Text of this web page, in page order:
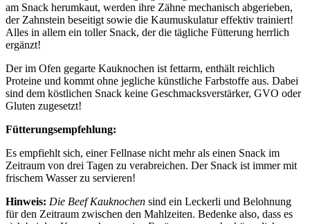
am Snack herumkaut, werden ihre Zähne mechanisch abgerieben,
der Zahnstein beseitigt sowie die Kaumuskulatur effektiv trainiert!
Alles in allem ein toller Snack, der die tägliche Fütterung herrlich
ergänzt!
Der im Ofen gegarte Kauknochen ist fettarm, enthält reichlich
Proteine und kommt ohne jegliche künstliche Farbstoffe aus. Dabei
sind dem köstlichen Snack keine Geschmacksverstärker, GVO oder
Gluten zugesetzt!
Fütterungsempfehlung:
Es empfiehlt sich, einer Fellnase nicht mehr als einen Snack im
Zeitraum von drei Tagen zu verabreichen. Der Snack ist immer mit
frischem Wasser zu servieren!
Hinweis: Die Beef Kauknochen sind ein Leckerli und Belohnung
für den Zeitraum zwischen den Mahlzeiten. Bedenke also, dass es